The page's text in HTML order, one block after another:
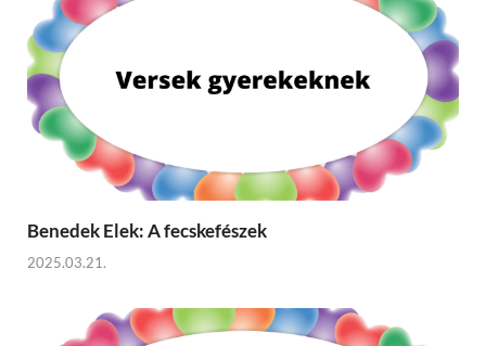
Benedek Elek: A fecskefészek
2025.03.21.